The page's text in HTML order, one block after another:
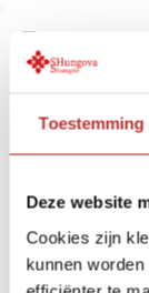
Toestemming
Deze website
Cookies zijn
kunnen